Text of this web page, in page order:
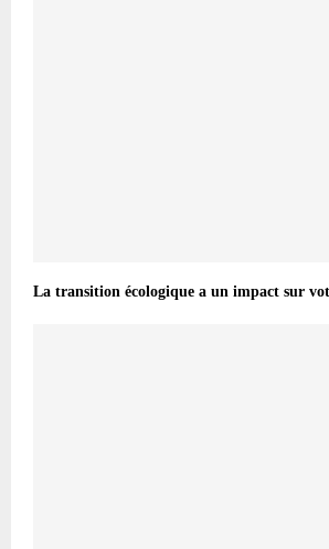
La transition écologique a un impact sur